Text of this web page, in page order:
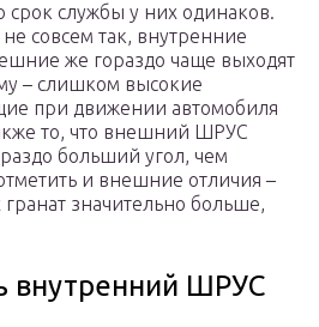
срок службы у них одинаков.
совсем так, внутренние
же гораздо чаще выходят
– слишком высокие
при движении автомобиля
то, что внешний ШРУС
больший угол, чем
и внешние отличия –
значительно больше,
внутренний ШРУС